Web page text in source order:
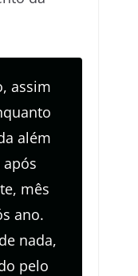
assim
além
mês
ano.
nada,
pelo